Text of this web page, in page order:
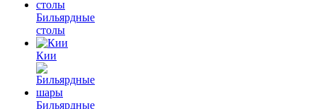
Бильярдные
столы
Кии
Бильярдные